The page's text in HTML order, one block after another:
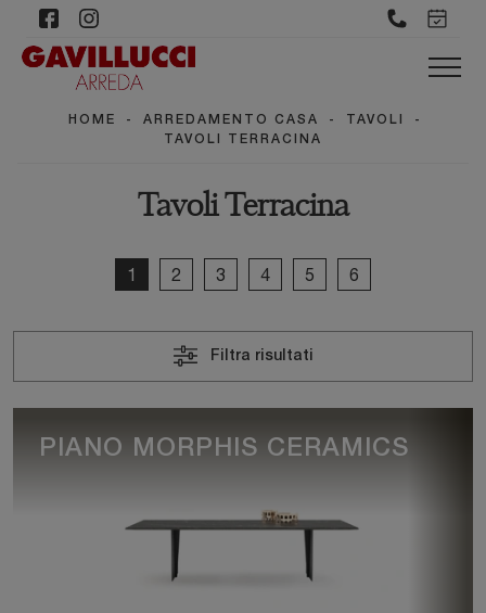
HOME - ARREDAMENTO CASA - TAVOLI
-
TAVOLI TERRACINA
Tavoli Terracina
1 2 3 4 5 6
Filtra risultati
PIANO MORPHIS CERAMICS